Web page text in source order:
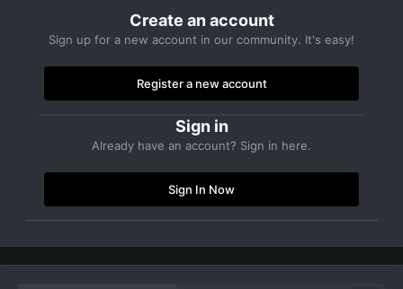
Create an account
Sign up for a new account in our community. It's easy!
Register a new account
Sign in
Already have an account? Sign in here.
Sign In Now